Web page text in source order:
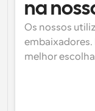
na
Os nossos
embaixadores.
melhor